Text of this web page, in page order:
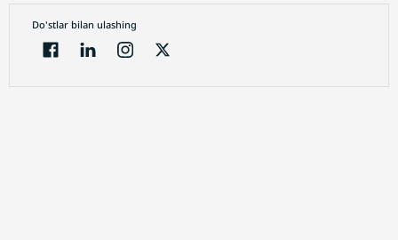
Do'stlar bilan ulashing